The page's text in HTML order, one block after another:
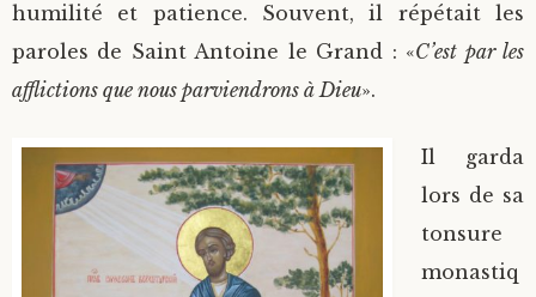
humilité et patience. Souvent, il répétait les
paroles de Saint Antoine le Grand : «C’est par les
afflictions que nous parviendrons à Dieu».
Il garda
lors de sa
tonsure
monastiq